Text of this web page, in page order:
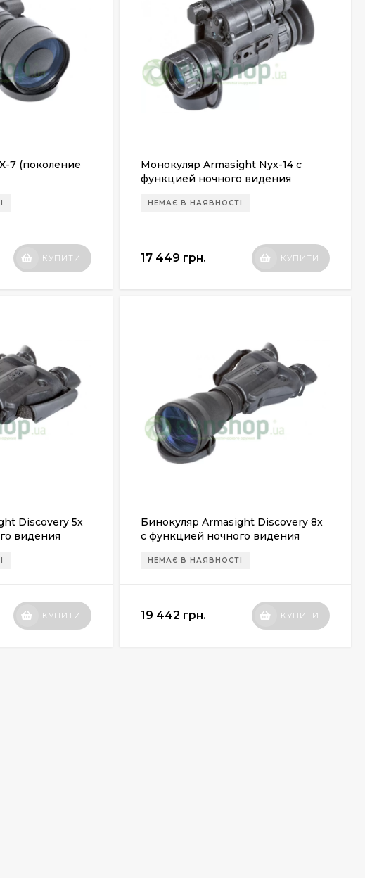
7 (поколение
КУПИТИ
Монокуляр Armasight Nyx-14 с
функцией ночного видения
НЕМАЄ В НАЯВНОСТІ
17 449 грн. КУПИТИ
Discovery 5х
видения
КУПИТИ
Бинокуляр Armasight Discovery 8х
с функцией ночного видения
НЕМАЄ В НАЯВНОСТІ
19 442 грн. КУПИТИ